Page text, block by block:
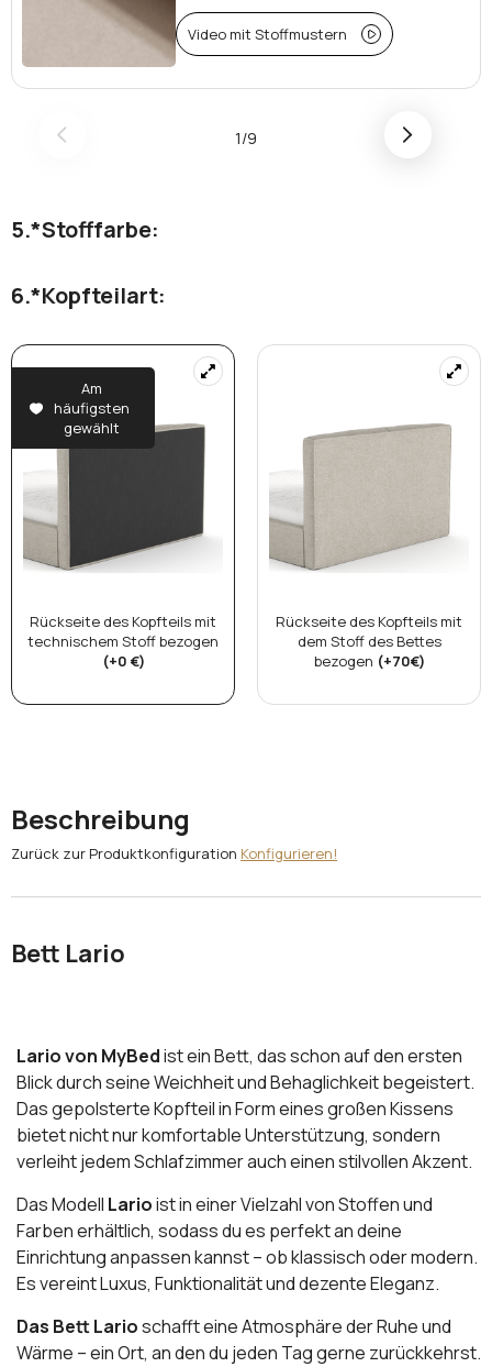
Video mit Stoffmustern
1/9
*Stofffarbe:
*Kopfteilart:
Am
häufigsten
gewählt
Rückseite des Kopfteils mit
technischem Stoff bezogen
(+0 €)
Rückseite des Kopfteils mit
dem Stoff des Bettes
bezogen (+70€)
Beschreibung
Zurück zur Produktkonfiguration Konfigurieren!
Bett Lario
Lario von MyBedist ein Bett, das schon auf den ersten
Blick durch seine Weichheit und Behaglichkeit begeistert.
Das gepolsterte Kopfteil in Form eines großen Kissens
bietet nicht nur komfortable Unterstützung, sondern
verleiht jedem Schlafzimmer auch einen stilvollen Akzent.
Das Modell Larioist in einer Vielzahl von Stoffen und
Farben erhältlich, sodass du es perfekt an deine
Einrichtung anpassen kannst – ob klassisch oder modern.
Es vereint Luxus, Funktionalität und dezente Eleganz.
Das Bett Larioschafft eine Atmosphäre der Ruhe und
Wärme – ein Ort, an den du jeden Tag gerne zurückkehrst.